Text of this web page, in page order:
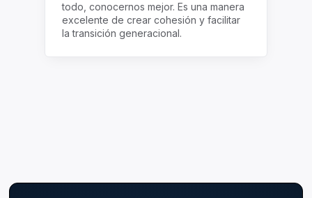
todo, conocernos mejor. Es una manera
excelente de crear cohesión y facilitar
la transición generacional.